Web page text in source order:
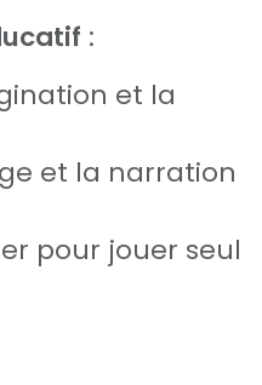
:
et la
et la narration
pour jouer seul